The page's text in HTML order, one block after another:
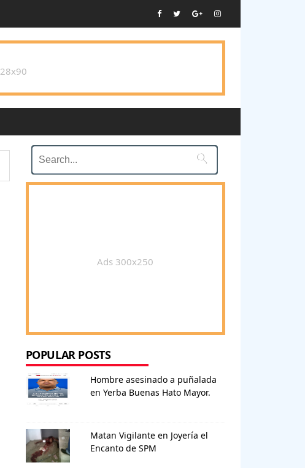

Ads 300x250
POPULAR POSTS
Hombre asesinado a puñalada
en Yerba Buenas Hato Mayor.
Matan Vigilante en Joyería el
Encanto de SPM